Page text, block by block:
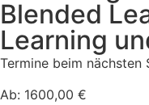
Blended
Learning
Termine beim nächsten
Ab: 1600,00 €